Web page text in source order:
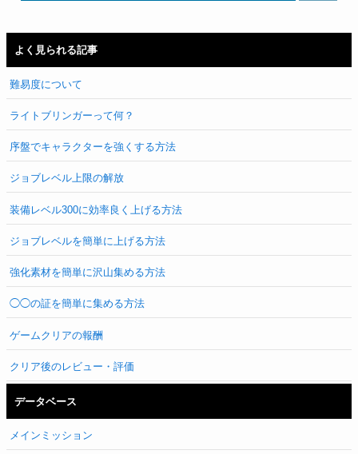
よく見られる記事
難易度について
ライトブリンガーって何？
序盤でキャラクターを強くする方法
ジョブレベル上限の解放
装備レベル300に効率良く上げる方法
ジョブレベルを簡単に上げる方法
強化素材を簡単に沢山集める方法
◯◯の証を簡単に集める方法
ゲームクリアの報酬
クリア後のレビュー・評価
データベース
メインミッション